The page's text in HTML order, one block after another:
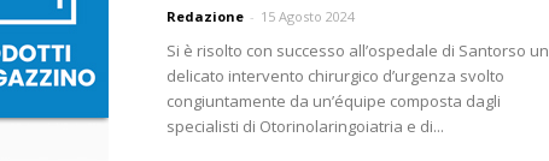
Redazione - 15 Agosto 2024
Si è risolto con successo all’ospedale di Santorso un
delicato intervento chirurgico d’urgenza svolto
congiuntamente da un’équipe composta dagli
specialisti di Otorinolaringoiatria e di...